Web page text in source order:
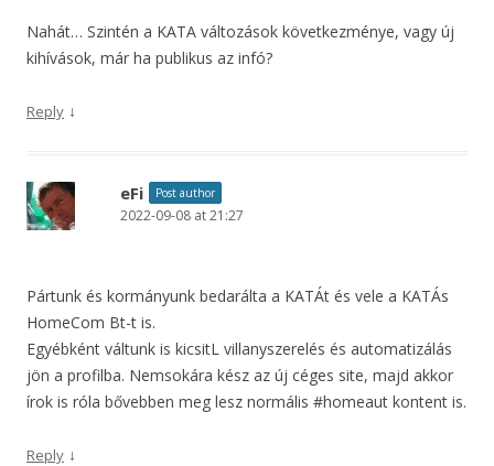
Nahát… Szintén a KATA változások következménye, vagy új
kihívások, már ha publikus az infó?
Reply ↓
eFi Post author
2022-09-08 at 21:27
Pártunk és kormányunk bedarálta a KATÁt és vele a KATÁs
HomeCom Bt-t is.
Egyébként váltunk is kicsitL villanyszerelés és automatizálás
jön a profilba. Nemsokára kész az új céges site, majd akkor
írok is róla bővebben meg lesz normális #homeaut kontent is.
Reply ↓